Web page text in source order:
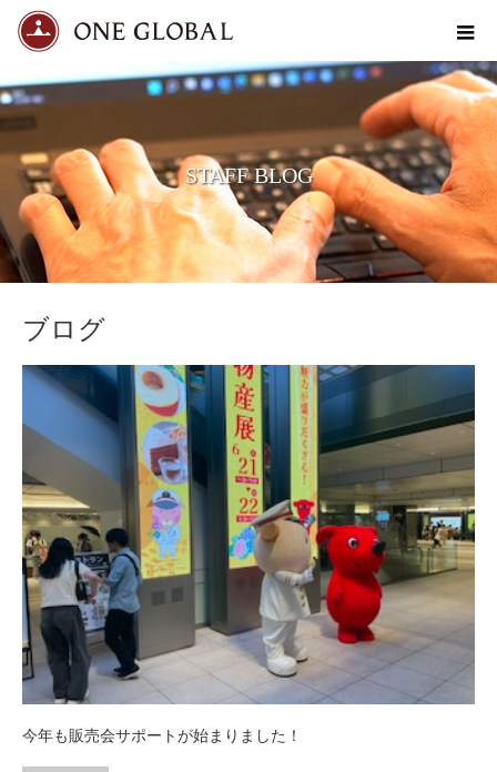
STAFF BLOG
ブログ
今年も販売会サポートが始まりました！